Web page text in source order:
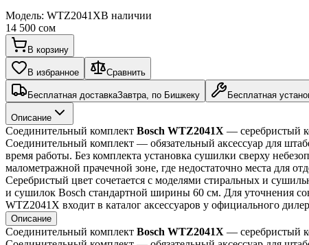
Модель: WTZ2041XВ наличии
14 500 сом
В корзину
В избранное Сравнить
Бесплатная доставкаЗавтра, по Бишкеку Бесплатная
Описание
Соединительный комплект Bosch WTZ2041X — серебристый
Соединительный комплект — обязательный аксессуар для
время работы. Без комплекта установка сушилки сверху
малометражной прачечной зоне, где недостаточно места для
Серебристый цвет сочетается с моделями стиральных и
и сушилок Bosch стандартной ширины 60 см. Для уточнения
WTZ2041X входит в каталог аксессуаров у официального
Описание
Соединительный комплект Bosch WTZ2041X — серебристый